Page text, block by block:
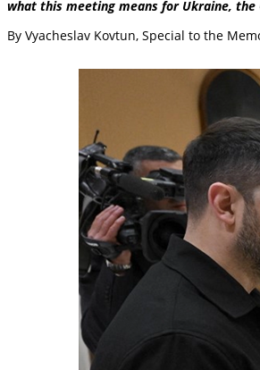
what this meeting means for Ukraine, the
By Vyacheslav Kovtun, Special to the